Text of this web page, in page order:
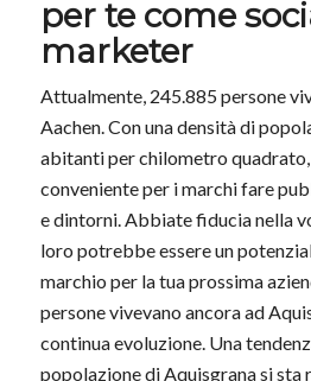
per te come
marketer
Attualmente, 245.885 persone
Aachen. Con una densità di
abitanti per chilometro
conveniente per i marchi fare
e dintorni. Abbiate fiducia nella
loro potrebbe essere un
marchio per la tua prossima
persone vivevano ancora ad
continua evoluzione. Una
popolazione di Aquisgrana si sta